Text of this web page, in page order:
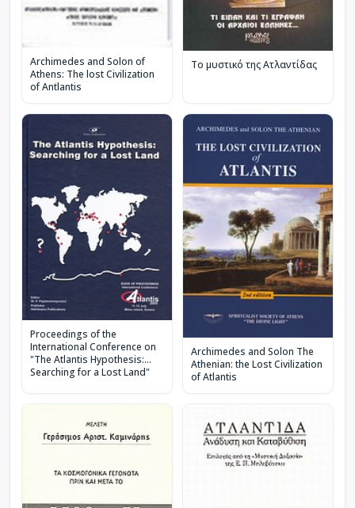
Archimedes and Solon of
Athens: The lost Civilization
of Antlantis
Το μυστικό της Ατλαντίδας
Proceedings of the
International Conference on
"The Atlantis Hypothesis:
Searching for a Lost Land"
Archimedes and Solon The
Athenian: the Lost Civilization
of Atlantis